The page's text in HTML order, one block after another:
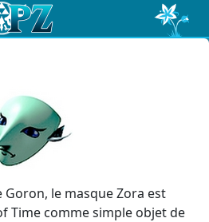
le masque Zora est
Time comme simple objet de